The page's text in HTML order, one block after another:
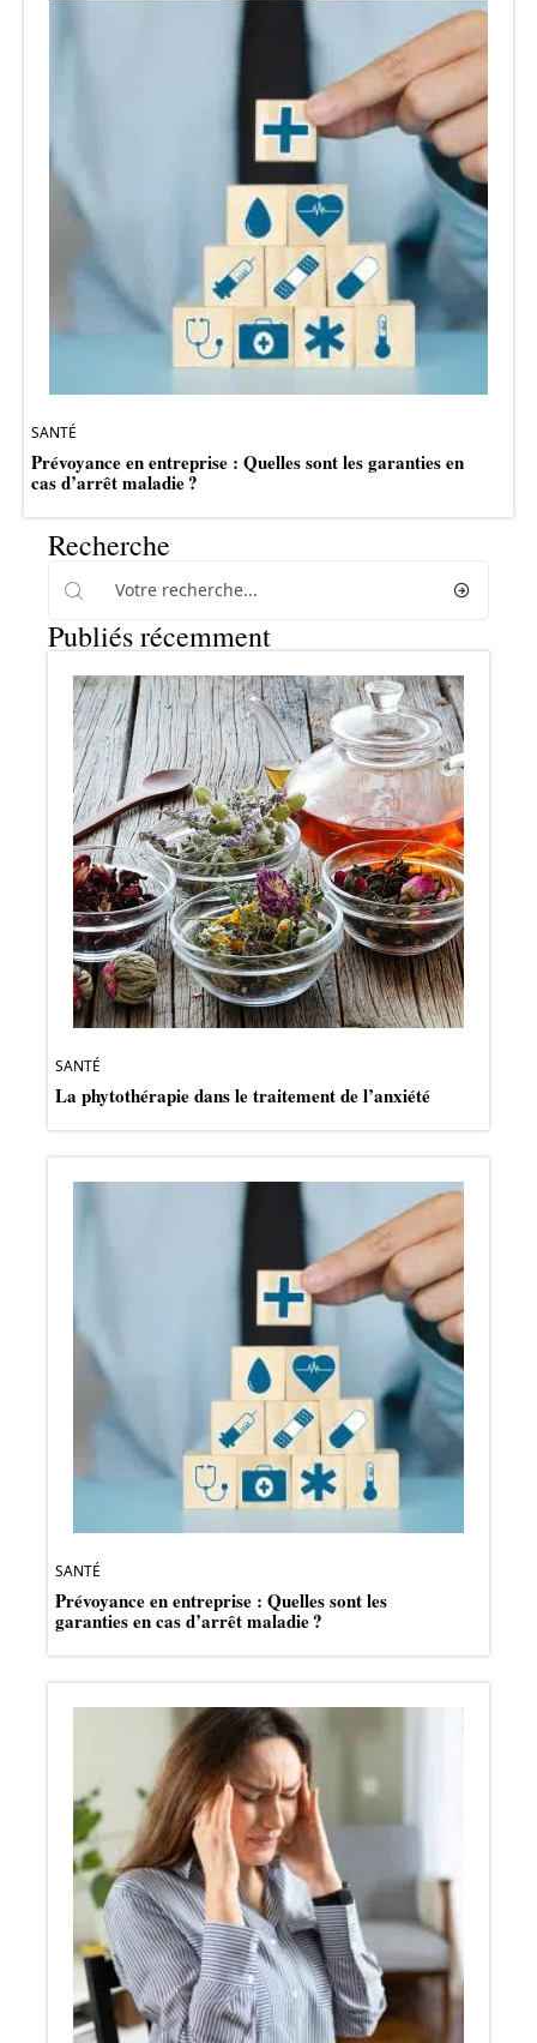
SANTÉ
Prévoyance en entreprise : Quelles sont les garanties en
cas d’arrêt maladie ?
Recherche
Publiés récemment
SANTÉ
La phytothérapie dans le traitement de l’anxiété
SANTÉ
Prévoyance en entreprise : Quelles sont les
garanties en cas d’arrêt maladie ?